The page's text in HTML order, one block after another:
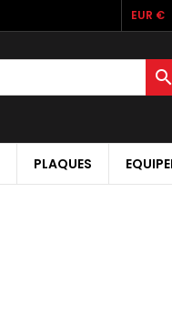
EUR €

PLAQUES